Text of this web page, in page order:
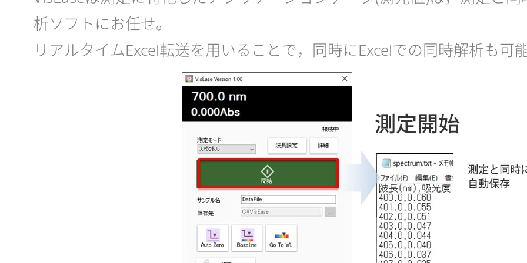
析ソフトにお任せ。
リアルタイムExcel転送を用いることで，同時にExcelでの同時解析も可